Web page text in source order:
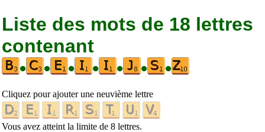
Liste des mots de 18 lettres
contenant
•
• • • • • •
Cliquez pour ajouter une neuvième lettre
Vous avez atteint la limite de 8 lettres.